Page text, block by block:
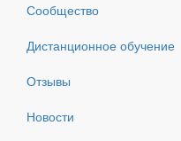
Сообщество
Дистанционное обучение
Отзывы
Новости